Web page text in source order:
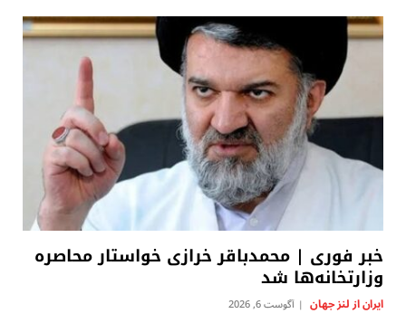
خبر فوری | محمدباقر خرازی خواستار محاصره
وزارتخانه‌ها شد
ایران از لنز جهان آگوست 6, 2026